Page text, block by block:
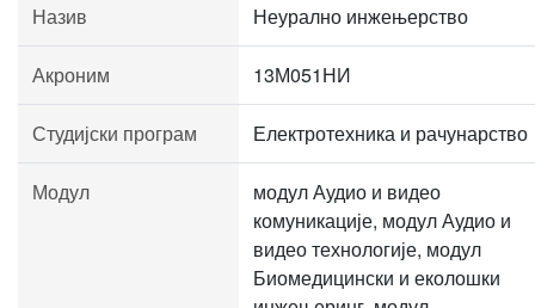
Назив Неурално инжењерство
Акроним 13М051НИ
Студијски програм Електротехника и рачунарство
Модул
модул Аудио и видео
комуникације, модул Аудио и
видео технологије, модул
Биомедицински и еколошки